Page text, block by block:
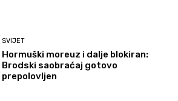
SVIJET
Hormuški moreuz i dalje blokiran:
Brodski saobraćaj gotovo
prepolovljen